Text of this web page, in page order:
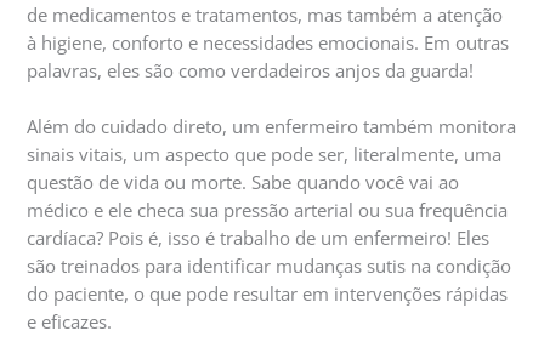
de medicamentos e tratamentos, mas também a atenção
à higiene, conforto e necessidades emocionais. Em outras
palavras, eles são como verdadeiros anjos da guarda!
Além do cuidado direto, um enfermeiro também monitora
sinais vitais, um aspecto que pode ser, literalmente, uma
questão de vida ou morte. Sabe quando você vai ao
médico e ele checa sua pressão arterial ou sua frequência
cardíaca? Pois é, isso é trabalho de um enfermeiro! Eles
são treinados para identificar mudanças sutis na condição
do paciente, o que pode resultar em intervenções rápidas
e eficazes.